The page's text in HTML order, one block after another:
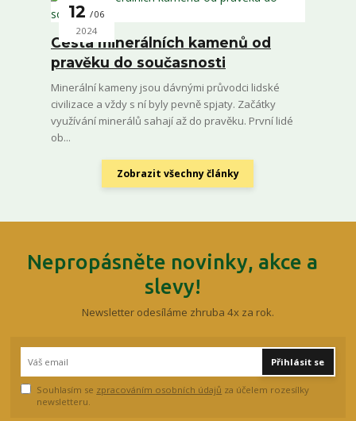
12 06
2024
Cesta minerálních kamenů od
pravěku do současnosti
Minerální kameny jsou dávnými průvodci lidské
civilizace a vždy s ní byly pevně spjaty. Začátky
využívání minerálů sahají až do pravěku. První lidé
ob...
Zobrazit všechny články
Nepropásněte novinky, akce a
slevy!
Newsletter odesíláme zhruba 4x za rok.
Přihlásit se
Souhlasím se zpracováním osobních údajů za účelem rozesílky
newsletteru.